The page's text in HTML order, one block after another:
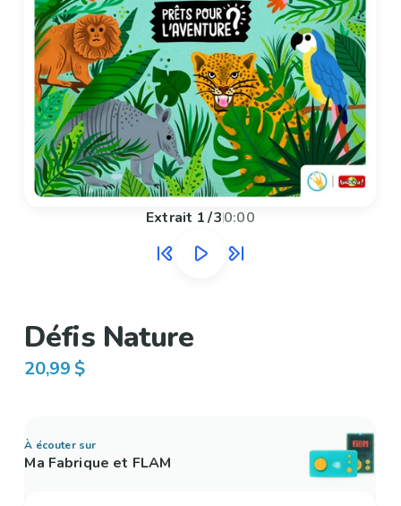
Extrait 1/30:00
Défis Nature
20,99 $
À écouter sur
Ma Fabrique et FLAM